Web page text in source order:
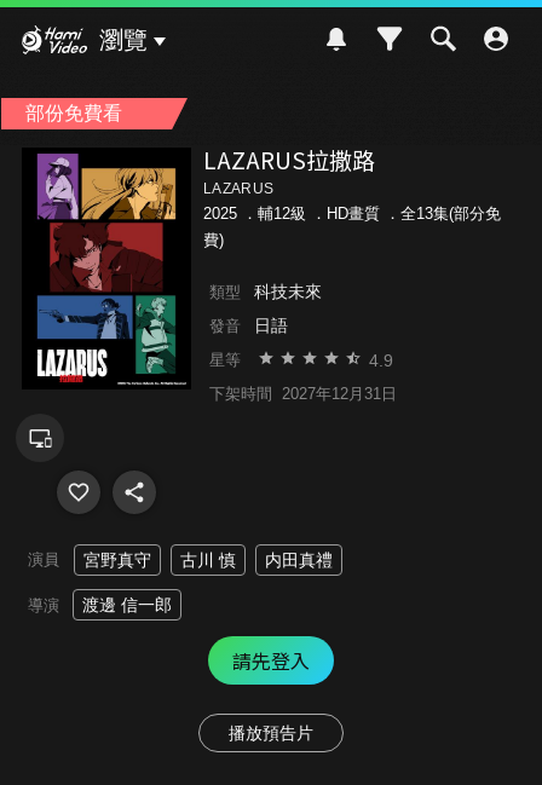
瀏覽
部份免費看
LAZARUS拉撒路
LAZARUS
2025 ． 輔12級
．HD畫質 ．全13集(部分免
費)
類型 科技未來
發音 日語
星等 4.9
下架時間 2027年12月31日
演員 宮野真守 古川 慎 内田真禮
導演 渡邊 信一郎
請先登入
播放預告片